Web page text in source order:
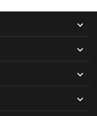



